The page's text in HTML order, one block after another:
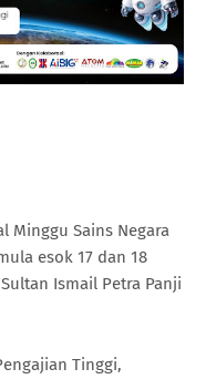
Minggu Sains Negara
esok 17 dan 18
Ismail Petra Panji
Tinggi,